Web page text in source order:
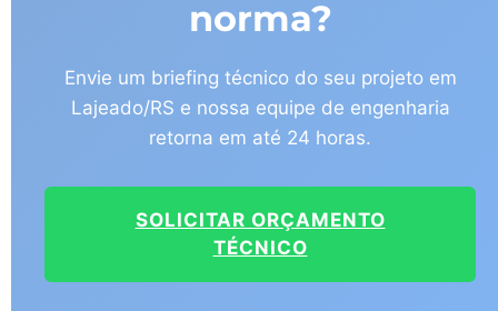
norma?
Envie um briefing técnico do seu projeto em
Lajeado/RS e nossa equipe de engenharia
retorna em até 24 horas.
SOLICITAR ORÇAMENTO
TÉCNICO